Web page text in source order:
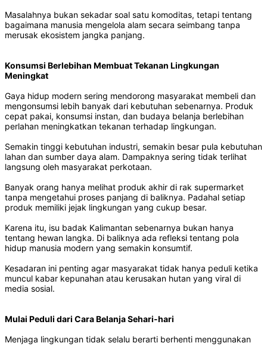
Masalahnya bukan sekadar soal satu komoditas, tetapi tentang
bagaimana manusia mengelola alam secara seimbang tanpa
merusak ekosistem jangka panjang.
Konsumsi Berlebihan Membuat Tekanan Lingkungan
Meningkat
Gaya hidup modern sering mendorong masyarakat membeli dan
mengonsumsi lebih banyak dari kebutuhan sebenarnya. Produk
cepat pakai, konsumsi instan, dan budaya belanja berlebihan
perlahan meningkatkan tekanan terhadap lingkungan.
Semakin tinggi kebutuhan industri, semakin besar pula kebutuhan
lahan dan sumber daya alam. Dampaknya sering tidak terlihat
langsung oleh masyarakat perkotaan.
Banyak orang hanya melihat produk akhir di rak supermarket
tanpa mengetahui proses panjang di baliknya. Padahal setiap
produk memiliki jejak lingkungan yang cukup besar.
Karena itu, isu badak Kalimantan sebenarnya bukan hanya
tentang hewan langka. Di baliknya ada refleksi tentang pola
hidup manusia modern yang semakin konsumtif.
Kesadaran ini penting agar masyarakat tidak hanya peduli ketika
muncul kabar kepunahan atau kerusakan hutan yang viral di
media sosial.
Mulai Peduli dari Cara Belanja Sehari-hari
Menjaga lingkungan tidak selalu berarti berhenti menggunakan